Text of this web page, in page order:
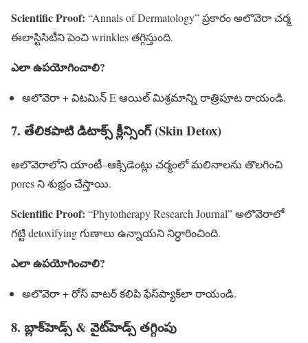
Scientific Proof: “Annals of Dermatology” ప్రకారం అలొవెరా చర్మ
ఈలాస్టిసిటీని పెంచి wrinkles తగ్గిస్తుంది.
ఎలా ఉపయోగించాలి?
అలొవెరా + విటమిన్ E ఆయిల్ మిశ్రమాన్ని రాత్రిపూట రాయండి.
7. తేలికపాటి డిటాక్స్ క్లీన్సింగ్ (Skin Detox)
అలొవెరాలోని యాంటీ–ఆక్సిడెంట్లు చర్మంలో మలినాలను తొలగించి
pores ని శుభ్రం చేస్తాయి.
Scientific Proof: “Phytotherapy Research Journal” అలొవెరాలో
గట్టి detoxifying గుణాలు ఉన్నాయని నిర్ధారించింది.
ఎలా ఉపయోగించాలి?
అలొవెరా + రోస్ వాటర్ కలిపి ఫేస్‌ప్యాక్‌లా రాయండి.
8. బ్లాక్‌హెడ్స్ & వైట్‌హెడ్స్ తగ్గింపు